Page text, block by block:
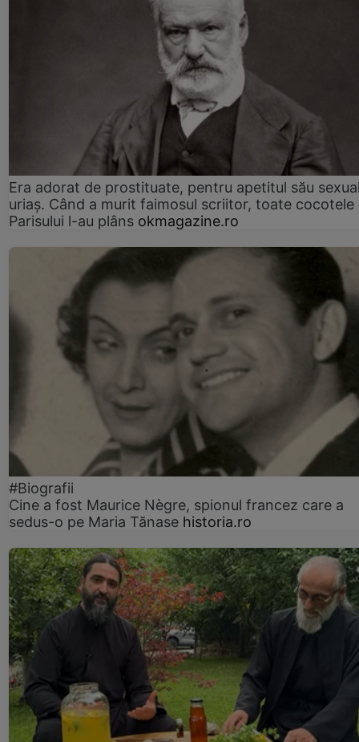
Era adorat de prostituate, pentru apetitul său
uriaș. Când a murit faimosul scriitor, toate cocotele
Parisului l-au plâns okmagazine.ro
#Biografii
Cine a fost Maurice Nègre, spionul francez care a
sedus-o pe Maria Tănase historia.ro